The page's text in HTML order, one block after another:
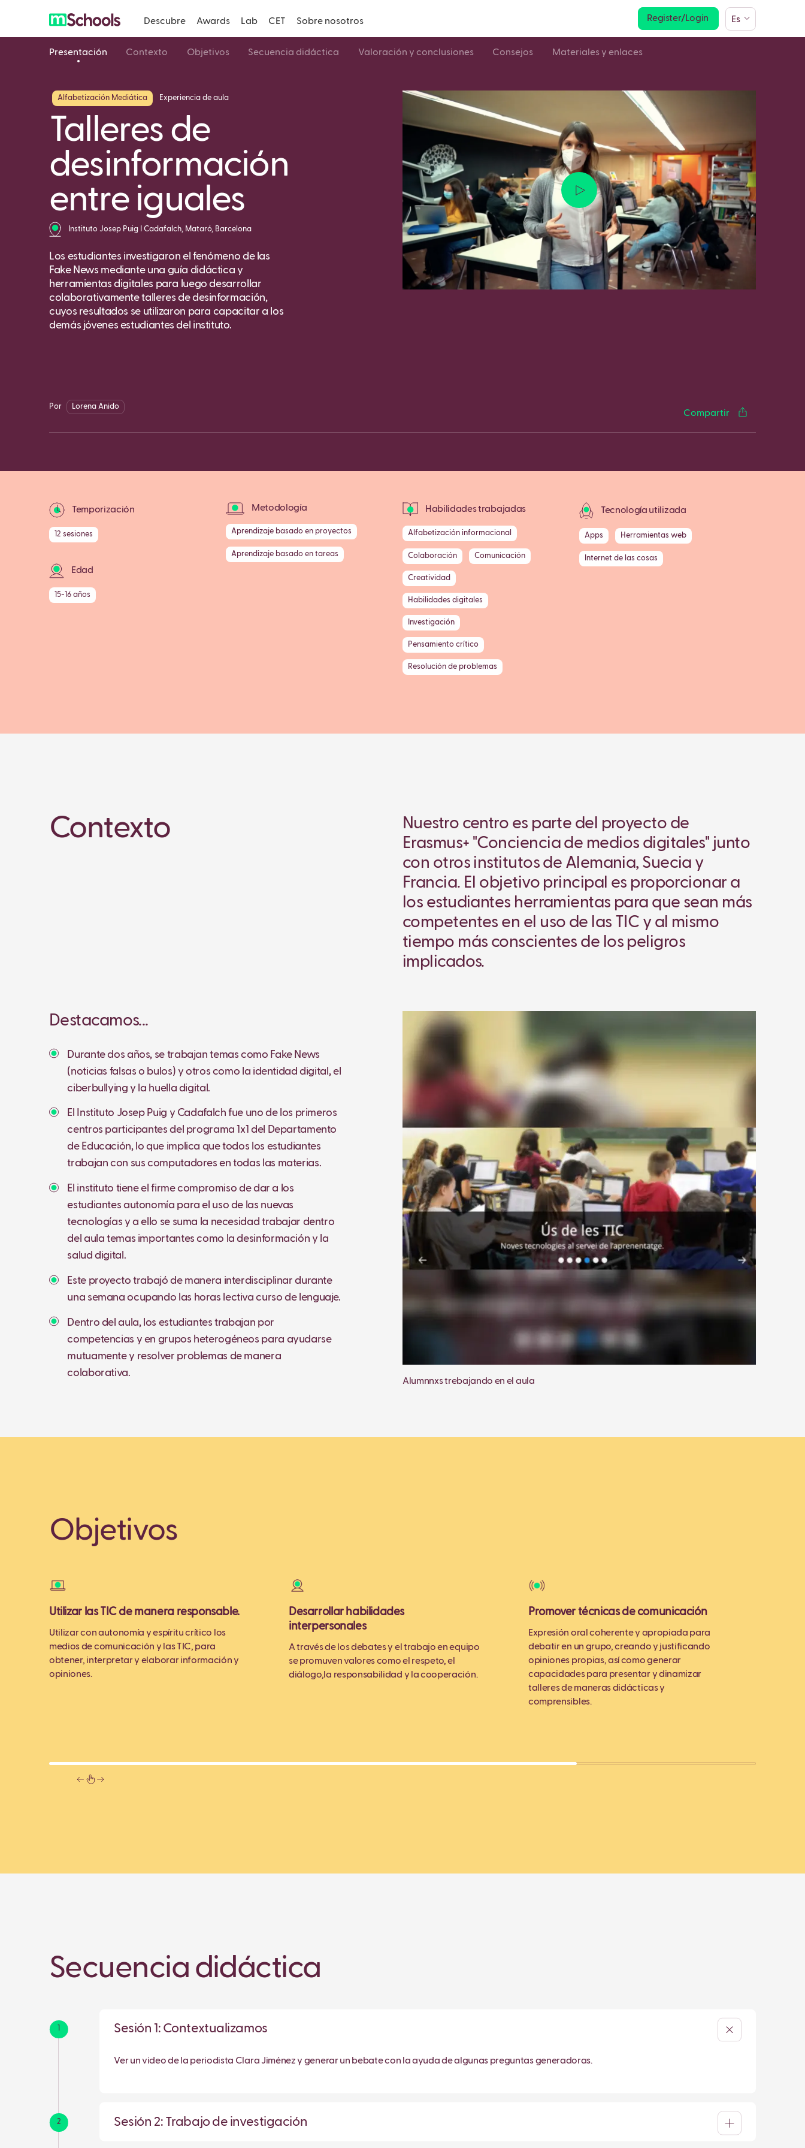
Descubre Awards Lab CET Sobre nosotros Register/Login Es
Presentación Contexto Objetivos Secuencia didáctica Valoración y conclusiones Consejos Materiales y enlaces
Alfabetización Mediática Experiencia de aula
Talleres de
desinformación
entre iguales
Instituto Josep Puig I Cadafalch, Mataró, Barcelona
Los estudiantes investigaron el fenómeno de las
Fake News mediante una guía didáctica y
herramientas digitales para luego desarrollar
colaborativamente talleres de desinformación,
cuyos resultados se utilizaron para capacitar a los
demás jóvenes estudiantes del instituto.
Por Lorena Anido
Compartir
Temporización
12 sesiones
Edad
15-16 años
Metodología
Aprendizaje basado en proyectos
Aprendizaje basado en tareas
Habilidades trabajadas
Alfabetización informacional
Colaboración Comunicación
Creatividad
Habilidades digitales
Investigación
Pensamiento crítico
Resolución de problemas
Tecnología utilizada
Apps Herramientas web
Internet de las cosas
Contexto
Nuestro centro es parte del proyecto de
Erasmus+ "Conciencia de medios digitales" junto
con otros institutos de Alemania, Suecia y
Francia. El objetivo principal es proporcionar a
los estudiantes herramientas para que sean más
competentes en el uso de las TIC y al mismo
tiempo más conscientes de los peligros
implicados.
Destacamos...
Durante dos años, se trabajan temas como Fake News
(noticias falsas o bulos) y otros como la identidad digital, el
ciberbullying y la huella digital.
El Instituto Josep Puig y Cadafalch fue uno de los primeros
centros participantes del programa 1x1 del Departamento
de Educación, lo que implica que todos los estudiantes
trabajan con sus computadores en todas las materias.
El instituto tiene el firme compromiso de dar a los
estudiantes autonomía para el uso de las nuevas
tecnologías y a ello se suma la necesidad trabajar dentro
del aula temas importantes como la desinformación y la
salud digital.
Este proyecto trabajó de manera interdisciplinar durante
una semana ocupando las horas lectiva curso de lenguaje.
Dentro del aula, los estudiantes trabajan por
competencias y en grupos heterogéneos para ayudarse
mutuamente y resolver problemas de manera
colaborativa.
Alumnnxs trebajando en el aula
Objetivos
Utilizar las TIC de manera responsable.
Utilizar con autonomía y espíritu crítico los
medios de comunicación y las TIC, para
obtener, interpretar y elaborar información y
opiniones.
Desarrollar habilidades
interpersonales
A través de los debates y el trabajo en equipo
se promuven valores como el respeto, el
diálogo,la responsabilidad y la cooperación.
Promover técnicas de comunicación
Expresión oral coherente y apropiada para
debatir en un grupo, creando y justificando
opiniones propias, así como generar
capacidades para presentar y dinamizar
talleres de maneras didácticas y
comprensibles.
Secuencia didáctica
1 Sesión 1: Contextualizamos
Ver un video de la periodista Clara Jiménez y generar un bebate con la ayuda de algunas preguntas generadoras.
2 Sesión 2: Trabajo de investigación